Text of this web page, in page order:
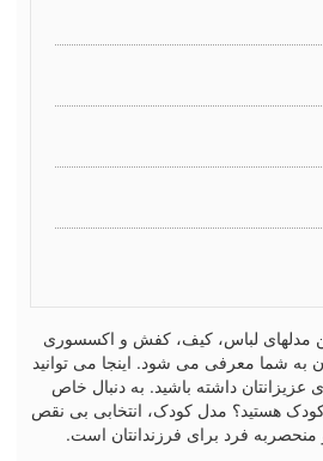
مدلهای لباس، کیف، کفش و اکسسوری
به شما معرفی می شود. اینجا می توانید
عزیزانتان داشته باشید. به دنبال خاص
هستید؟ مدل کودک، انتخابی بی نقص
فرد برای فرزندانتان است.